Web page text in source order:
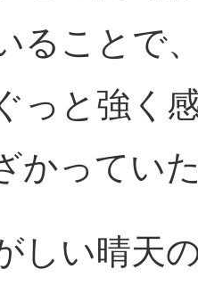
ることで
っと強く
かってい
しい晴天